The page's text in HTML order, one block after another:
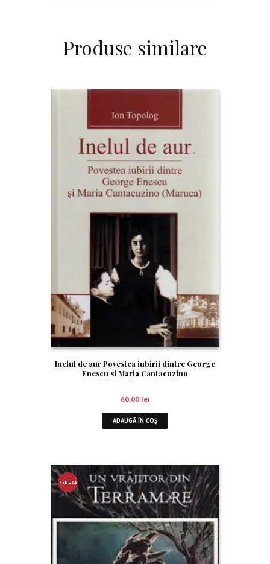
Produse similare
Inelul de aur Povestea iubirii dintre George
Enescu si Maria Cantacuzino
60.00 lei
ADAUGĂ ÎN COȘ
REDUCE